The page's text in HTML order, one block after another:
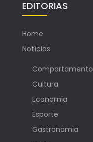
EDITORIAS
Home
Notícias
Comportamento
Cultura
Economia
Esporte
Gastronomia